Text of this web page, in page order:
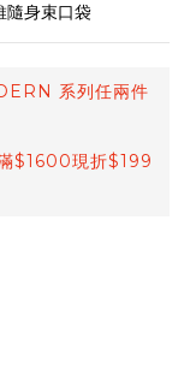
隨身束口袋
系列任兩件
$1600現折$199